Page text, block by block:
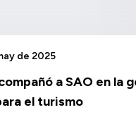
a SAO en la
el turismo
de 2025